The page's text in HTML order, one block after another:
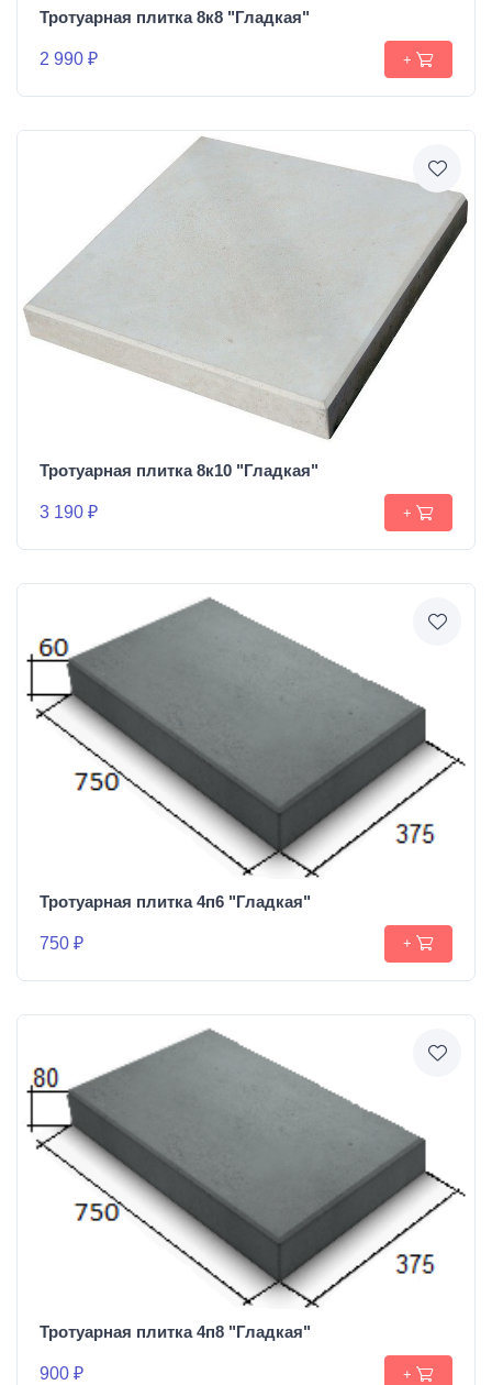
Тротуарная плитка 8к8 "Гладкая"
2 990 ₽ +
Тротуарная плитка 8к10 "Гладкая"
3 190 ₽ +
Тротуарная плитка 4п6 "Гладкая"
750 ₽ +
Тротуарная плитка 4п8 "Гладкая"
900 ₽ +